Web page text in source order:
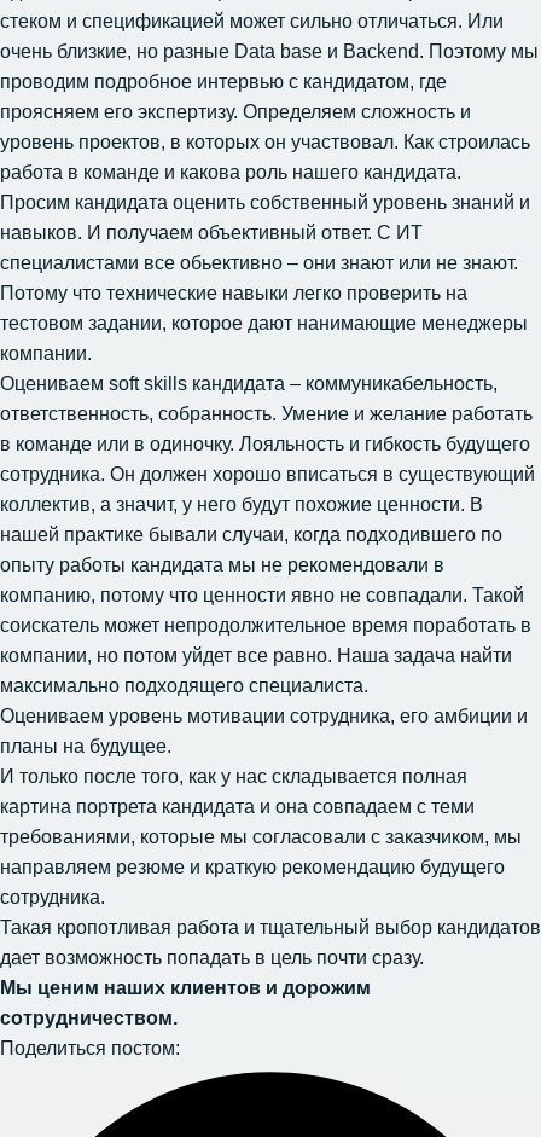
стеком и спецификацией может сильно отличаться. Или
очень близкие, но разные Data base и Backend. Поэтому мы
проводим подробное интервью с кандидатом, где
проясняем его экспертизу. Определяем сложность и
уровень проектов, в которых он участвовал. Как строилась
работа в команде и какова роль нашего кандидата.
Просим кандидата оценить собственный уровень знаний и
навыков. И получаем объективный ответ. С ИТ
специалистами все обьективно – они знают или не знают.
Потому что технические навыки легко проверить на
тестовом задании, которое дают нанимающие менеджеры
компании.
Оцениваем soft skills кандидата – коммуникабельность,
ответственность, собранность. Умение и желание работать
в команде или в одиночку. Лояльность и гибкость будущего
сотрудника. Он должен хорошо вписаться в существующий
коллектив, а значит, у него будут похожие ценности. В
нашей практике бывали случаи, когда подходившего по
опыту работы кандидата мы не рекомендовали в
компанию, потому что ценности явно не совпадали. Такой
соискатель может непродолжительное время поработать в
компании, но потом уйдет все равно. Наша задача найти
максимально подходящего специалиста.
Оцениваем уровень мотивации сотрудника, его амбиции и
планы на будущее.
И только после того, как у нас складывается полная
картина портрета кандидата и она совпадаем с теми
требованиями, которые мы согласовали с заказчиком, мы
направляем резюме и краткую рекомендацию будущего
сотрудника.
Такая кропотливая работа и тщательный выбор кандидатов
дает возможность попадать в цель почти сразу.
Мы ценим наших клиентов и дорожим
сотрудничеством.
Поделиться постом: